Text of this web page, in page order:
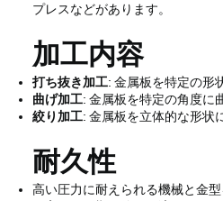
プレスなどがあります。
加工内容
打ち抜き加工: 金属板を特定の形
曲げ加工: 金属板を特定の角度に
絞り加工: 金属板を立体的な形状
耐久性
高い圧力に耐えられる機械と金